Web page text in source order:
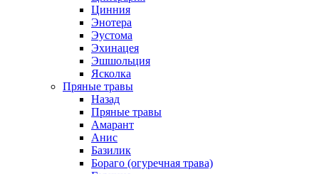
Цинния
Энотера
Эустома
Эхинацея
Эшшольция
Ясколка
Пряные травы
Назад
Пряные травы
Амарант
Анис
Базилик
Бораго (огуречная трава)